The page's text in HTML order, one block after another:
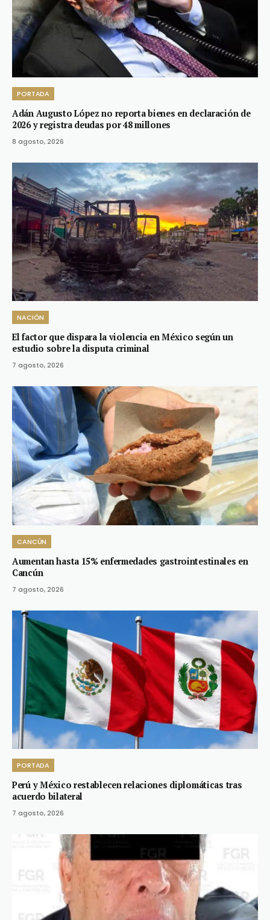
PORTADA
Adán Augusto López no reporta bienes en declaración de
2026 y registra deudas por 48 millones
8 agosto, 2026
NACIÓN
El factor que dispara la violencia en México según un
estudio sobre la disputa criminal
7 agosto, 2026
CANCÚN
Aumentan hasta 15% enfermedades gastrointestinales en
Cancún
7 agosto, 2026
PORTADA
Perú y México restablecen relaciones diplomáticas tras
acuerdo bilateral
7 agosto, 2026